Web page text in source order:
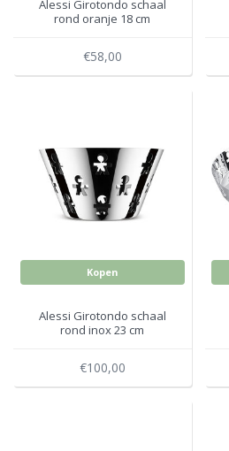
Beach, Pool and Sun
Alessi Girotondo schaal
rond oranje 18 cm
€58,00
Kopen
Alessi Girotondo schaal
rond inox 23 cm
€100,00